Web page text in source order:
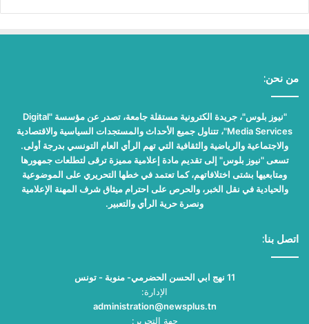
من نحن:
"نيوز بلوس"، جريدة الكترونية مستقلة جامعة، تصدر عن مؤسسة "Digital
Media Services"، تتناول جميع الأحداث والمستجدات السياسية والاقتصادية
والاجتماعية والرياضية والثقافية التي تهم الرأي العام التونسي بدرجة أولى.
تسعى "نيوز بلوس" إلى تقديم مادة إعلامية مميزة ترقى لتطلعات جمهورها
ومتابعيها بشتى اختلافاتهم، كما تعتمد في خطها التحريري على الموضوعية
والحيادية في نقل الخبر، والحرص على احترام ميثاق شرف المهنة الإعلامية
ونصرة حرية الرأي والتعبير.
اتصل بنا:
11 نهج ابي الحسن الحضرمي- منوبة - تونس
الإدارة:
administration@newsplus.tn
جهة التحرير: